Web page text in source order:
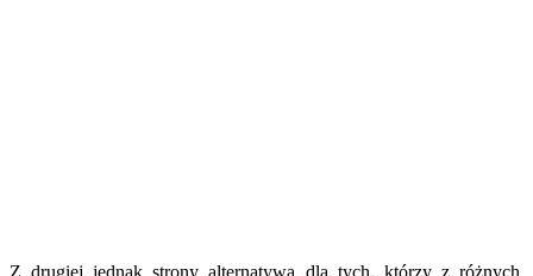
Z drugiej jednak strony alternatywą dla tych, którzy z różnych